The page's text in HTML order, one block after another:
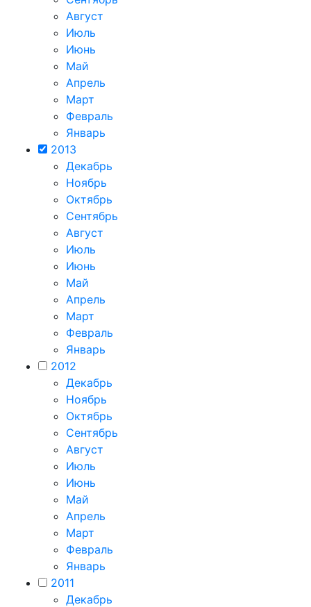
Август
Июль
Июнь
Май
Апрель
Март
Февраль
Январь
2013
Декабрь
Ноябрь
Октябрь
Сентябрь
Август
Июль
Июнь
Май
Апрель
Март
Февраль
Январь
2012
Декабрь
Ноябрь
Октябрь
Сентябрь
Август
Июль
Июнь
Май
Апрель
Март
Февраль
Январь
2011
Декабрь